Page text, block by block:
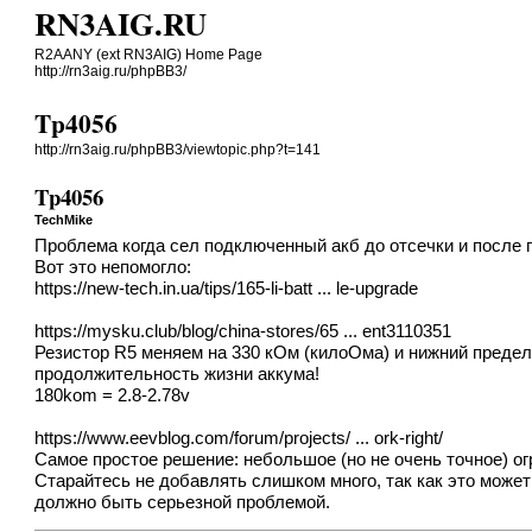
RN3AIG.RU
R2AANY (ext RN3AIG) Home Page
http://rn3aig.ru/phpBB3/
Tp4056
http://rn3aig.ru/phpBB3/viewtopic.php?t=141
Tp4056
TechMike
Проблема когда сел подключенный акб до отсечки и
Вот это непомогло:
https://new-tech.in.ua/tips/165-li-batt ... le-upgrade
https://mysku.club/blog/china-stores/65 ... ent3110351
Резистор R5 меняем на 330 кОм (килоОма) и нижний
продолжительность жизни аккума!
180kom = 2.8-2.78v
https://www.eevblog.com/forum/projects/ ... ork-right/
Самое простое решение: небольшое (но не очень точное)
Старайтесь не добавлять слишком много, так как это
должно быть серьезной проблемой.